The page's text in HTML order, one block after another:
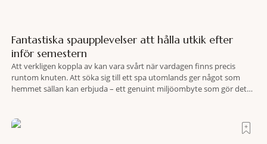
Fantastiska spaupplevelser att hålla utkik efter
inför semestern
Att verkligen koppla av kan vara svårt när vardagen finns precis
runtom knuten. Att söka sig till ett spa utomlands ger något som
hemmet sällan kan erbjuda – ett genuint miljöombyte som gör det